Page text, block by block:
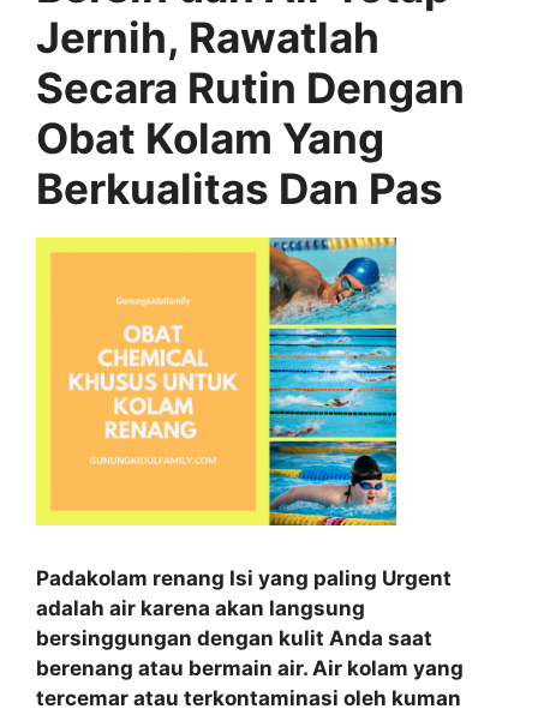
Jernih, Rawatlah
Secara Rutin Dengan
Obat Kolam Yang
Berkualitas Dan Pas
Padakolam renang Isi yang paling Urgent
adalah air karena akan langsung
bersinggungan dengan kulit Anda saat
berenang atau bermain air. Air kolam yang
tercemar atau terkontaminasi oleh kuman